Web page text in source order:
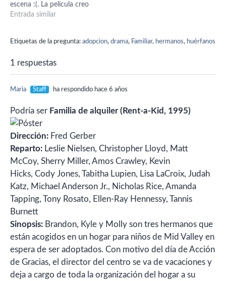
escena :(. La película creo
que es de terror y/o
(era un varón joven). Creo
en…
Entrada similar
Etiquetas de la pregunta: adopcion, drama, Familiar, hermanos, huérfanos
1 respuestas
Maria Staff ha respondido hace 6 años
Podría ser Familia de alquiler (Rent-a-Kid, 1995)
Dirección: Fred Gerber
Reparto: Leslie Nielsen, Christopher Lloyd, Matt
McCoy, Sherry Miller, Amos Crawley, Kevin
Hicks, Cody Jones, Tabitha Lupien, Lisa LaCroix, Judah
Katz, Michael Anderson Jr., Nicholas Rice, Amanda
Tapping, Tony Rosato, Ellen-Ray Hennessy, Tannis
Burnett
Sinopsis: Brandon, Kyle y Molly son tres hermanos que
están acogidos en un hogar para niños de Mid Valley en
espera de ser adoptados. Con motivo del día de Acción
de Gracias, el director del centro se va de vacaciones y
deja a cargo de toda la organización del hogar a su